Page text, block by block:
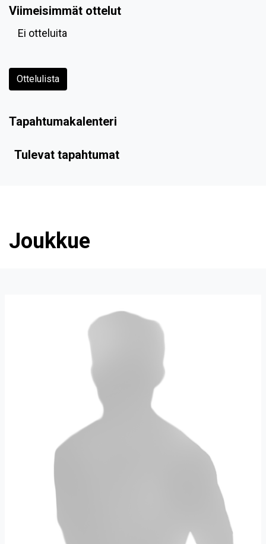
Viimeisimmät ottelut
Ei otteluita
Ottelulista
Tapahtumakalenteri
Tulevat tapahtumat
Joukkue